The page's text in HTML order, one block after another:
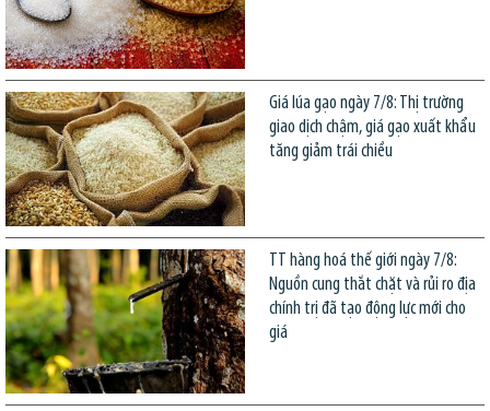
Giá lúa gạo ngày 7/8: Thị trường
giao dịch chậm, giá gạo xuất khẩu
tăng giảm trái chiều
TT hàng hoá thế giới ngày 7/8:
Nguồn cung thắt chặt và rủi ro địa
chính trị đã tạo động lực mới cho
giá